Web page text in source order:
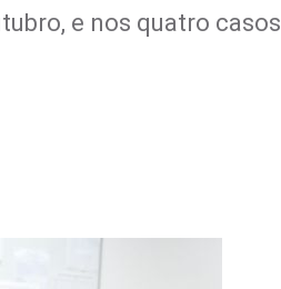
e nos quatro casos